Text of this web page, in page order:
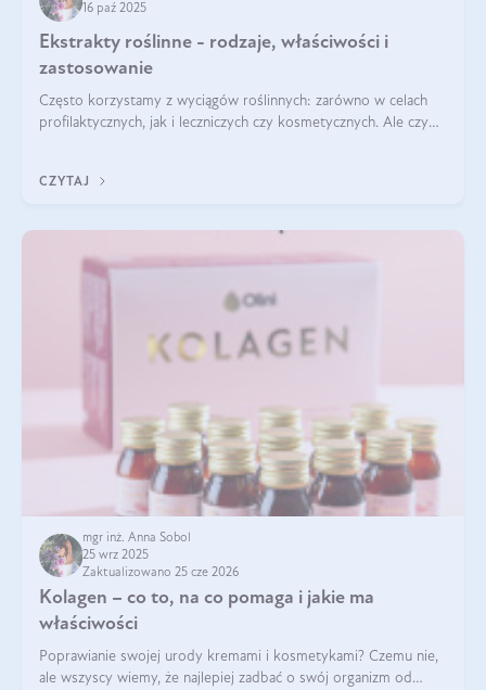
16 paź 2025
Ekstrakty roślinne - rodzaje, właściwości i
zastosowanie
Często korzystamy z wyciągów roślinnych: zarówno w celach
profilaktycznych, jak i leczniczych czy kosmetycznych. Ale czy
CZYTAJ
mgr inż. Anna Sobol
25 wrz 2025
Zaktualizowano 25 cze 2026
Kolagen – co to, na co pomaga i jakie ma
właściwości
Poprawianie swojej urody kremami i kosmetykami? Czemu nie,
ale wszyscy wiemy, że najlepiej zadbać o swój organizm od